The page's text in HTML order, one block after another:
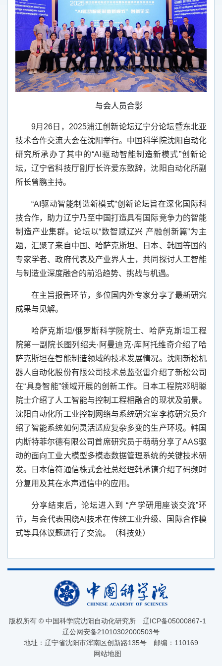
与会人员合影
9月 26 日， 2025浦江创新论坛辽宁分论坛暨东北亚
技术合作交流大会在沈阳举行。中国科学院沈阳自动化
研究所承办了其中的“AI 驱动智能制造新模式”创新论
坛，辽宁省科技厅副厅长许爱东致辞，沈阳自动化所副
所长曾鹏主持。
“AI 驱动智能制造新模式”创新论坛旨在深化国际科
技合作，助力辽宁乃至中国打造具有国际竞争力的智能
制造产业集群。论坛以“数智赋辽兴 产融创新篇”为主
题，汇聚了来自中国、哈萨克斯坦、日本、韩国等国的
专家学者、政府代表及产业界人士，共同探讨人工智能
与制造业深度融合的前沿趋势、挑战与机遇。
在主旨报告环节，多位国内外专家分享了最新研究
成果与见解。
哈萨克斯坦/俄罗斯科学院院士、哈萨克斯坦工程
院第一副院长图列绍夫· 阿曼迪克·库阿托维奇介绍了哈
萨克斯坦在智能制造领域的技术发展情况。沈阳新松机
器人自动化股份有限公司技术总监张雷介绍了新松公司
在“具身智能”领域开展的创新工作。日本工程院邓明聪
院士介绍了人工智能与控制工程相融合的现状及前景。
沈阳自动化所工业控制网络与系统研究室李栋研究员介
绍了智能系统如何灵活适应复杂多变的生产环境。韩国
内斯特菲尔德有限公司首席研究员于萌萌分享了AAS驱
动的面向工业大模型多模态数据管理系统的关键技术研
发。日本信符通信株式会社总经理韩承镐介绍了码频时
分复用及其在水声通信中的应用。
分享结束后，论坛进入到 “产学研用座谈交流”环
节，与会代表围绕AI技术在传统工业升级、国际合作模
式等具体议题进行了交流。（科技处）
版权所有 © 中国科学院沈阳自动化研究所 辽ICP备05000867-1
辽公网安备21010302000503号
地址：辽宁省沈阳市浑南区创新路135号 邮编：110169
网站地图